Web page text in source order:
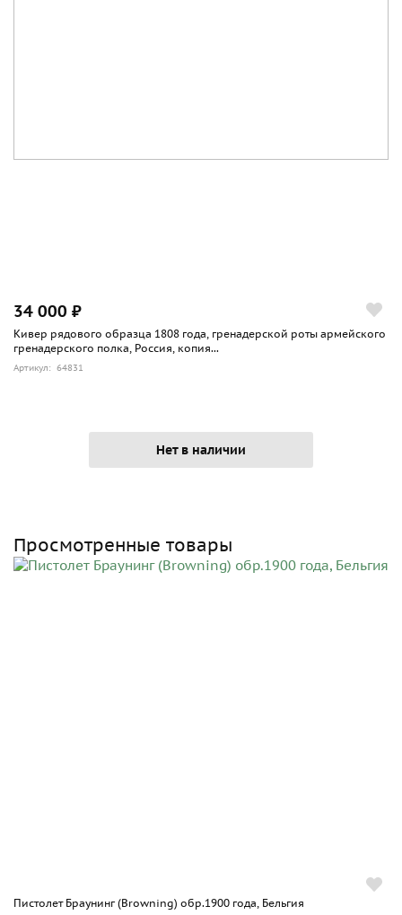
34 000 ₽
Кивер рядового образца 1808 года, гренадерской роты армейского
гренадерского полка, Россия, копия...
Артикул: 64831
Нет в наличии
Просмотренные товары
Пистолет Браунинг (Browning) обр.1900 года, Бельгия